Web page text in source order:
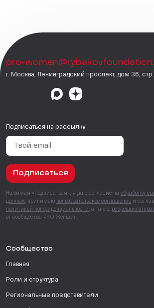
pro-
г. Москва, Ленинградский проспект, дом 36,
Подписаться на рассылку
Подписаться
Нажимая «Подписаться», я даю согласие на обработку
данных , принимаю пользовательское соглашение и
политикой конфиденциальности , а также разрешаю
от сообщества PRO Женщин.
Сообщество
Главная
Роли и структура
Региональные представители